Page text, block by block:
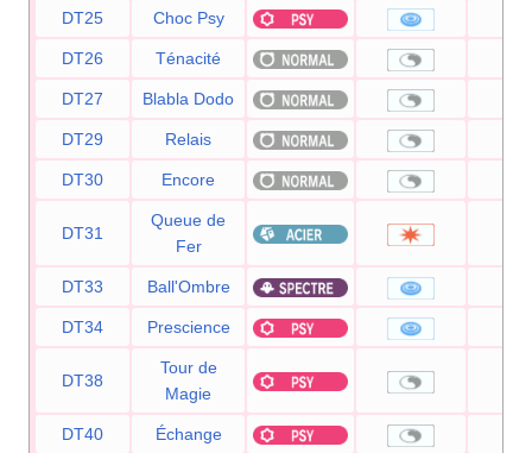
DT25 Choc Psy
DT26 Ténacité
DT27 Blabla Dodo
DT29 Relais
DT30 Encore
DT31
Queue de
Fer
DT33 Ball'Ombre
DT34 Prescience
DT38
Tour de
Magie
DT40 Échange